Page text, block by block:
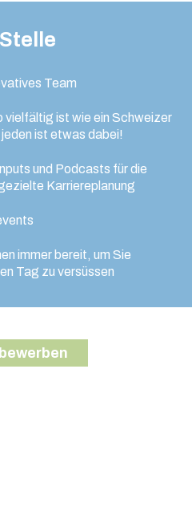
Team
vielfältig ist wie ein Schweizer
ist etwas dabei!
und Podcasts für die
Karriereplanung
immer bereit, um Sie
Tag zu versüssen